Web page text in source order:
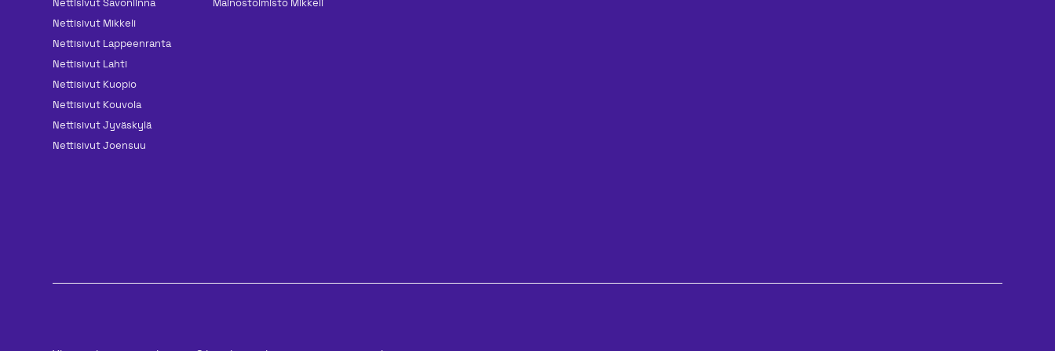
Nettisivut Savonlinna
Nettisivut Mikkeli
Nettisivut Lappeenranta
Nettisivut Lahti
Nettisivut Kuopio
Nettisivut Kouvola
Nettisivut Jyväskylä
Nettisivut Joensuu
Mainos­toimisto Mikkeli